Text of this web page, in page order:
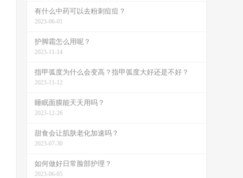
有什么中药可以去粉刺痘痘？
2023-06-01
护脚霜怎么用呢？
2023-11-14
指甲弧度为什么会变高？指甲弧度大好还是不好？
2023-11-12
睡眠面膜能天天用吗？
2023-12-26
甜食会让肌肤老化加速吗？
2023-07-30
如何做好日常脸部护理？
2023-06-05